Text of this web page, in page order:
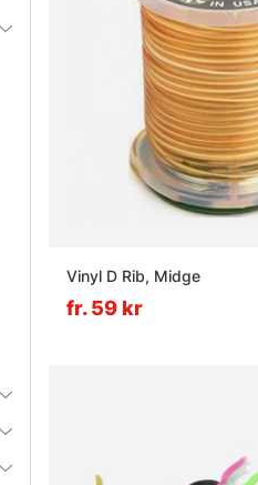
Vinyl D Rib, Midge
fr. 59 kr